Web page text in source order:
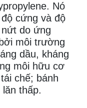
Nó
cứng và độ
do ứng
môi trường
dầu, kháng
môi hữu cơ
chế; bánh
thấp.